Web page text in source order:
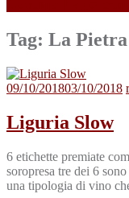
Tag: La
09/10/201803/10/2018
Liguria Slow
6 etichette premiate
soropresa tre dei 6
una tipologia di vino